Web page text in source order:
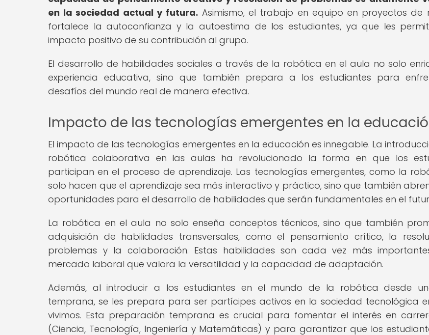
en la sociedad actual y futura. Asimismo, el trabajo en equipo en proyectos de
fortalece la autoconfianza y la autoestima de los estudiantes, ya que les
impacto positivo de su contribución al grupo.
El desarrollo de habilidades sociales a través de la robótica en el aula no solo
experiencia educativa, sino que también prepara a los estudiantes para
desafíos del mundo real de manera efectiva.
Impacto de las tecnologías emergentes en la
El impacto de las tecnologías emergentes en la educación es innegable. La
robótica colaborativa en las aulas ha revolucionado la forma en que los
participan en el proceso de aprendizaje. Las tecnologías emergentes, como la
solo hacen que el aprendizaje sea más interactivo y práctico, sino que también
oportunidades para el desarrollo de habilidades que serán fundamentales en el
La robótica en el aula no solo enseña conceptos técnicos, sino que también
adquisición de habilidades transversales, como el pensamiento crítico, la
problemas y la colaboración. Estas habilidades son cada vez más
mercado laboral que valora la versatilidad y la capacidad de adaptación.
Además, al introducir a los estudiantes en el mundo de la robótica desde
temprana, se les prepara para ser partícipes activos en la sociedad tecnológica
vivimos. Esta preparación temprana es crucial para fomentar el interés en
(Ciencia, Tecnología, Ingeniería y Matemáticas) y para garantizar que los